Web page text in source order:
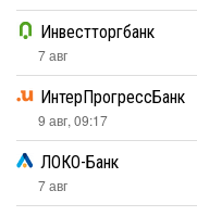
Инвестторгбанк
7 авг
ИнтерПрогрессБанк
9 авг, 09:17
ЛОКО-Банк
7 авг